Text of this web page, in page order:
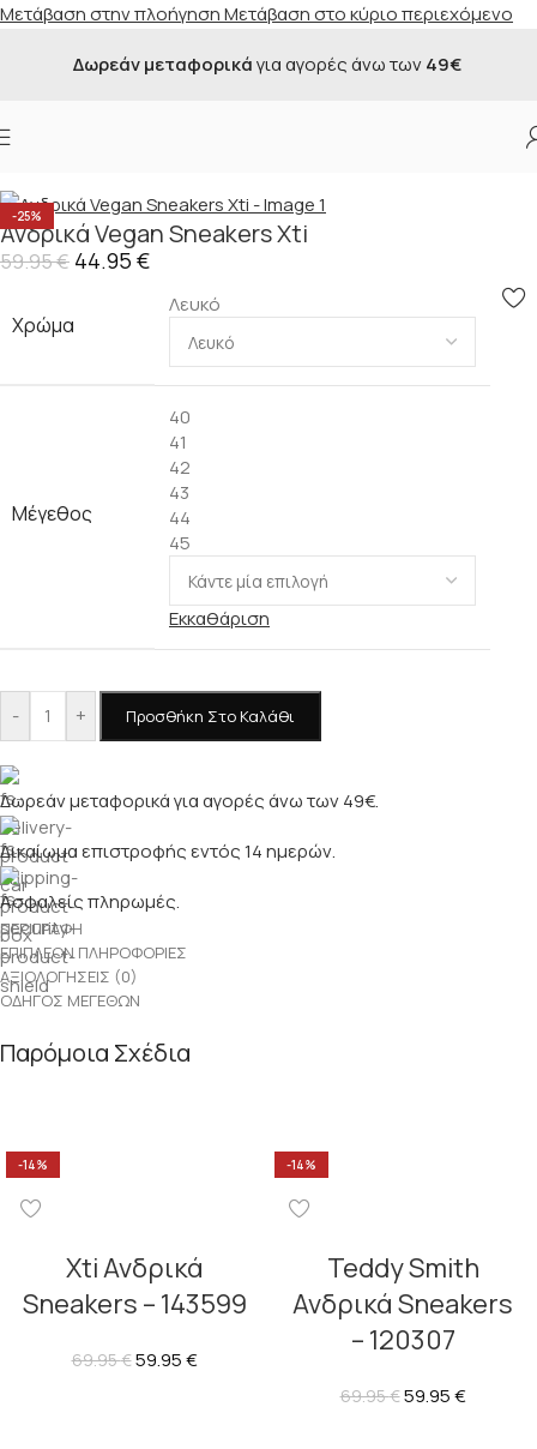
Μετάβαση στην πλοήγησηΜετάβαση στο κύριο περιεχόμενο
Δωρεάν μεταφορικάγια αγορές άνω των49€
Αρχική σελίδα
-25%
Ανδρικά Vegan Sneakers Xti
59.95€ 44.95 €
Χρώμα
Λευκό
Μέγεθος
40
41
42
43
44
45
Εκκαθάριση
- + Προσθήκη Στο Καλάθι
Δωρεάν μεταφορικά για αγορές άνω των 49€.
Δικαίωμα επιστροφής εντός 14 ημερών.
Ασφαλείς πληρωμές.
ΠΕΡΙΓΡΑΦΉ
ΕΠΙΠΛΈΟΝ ΠΛΗΡΟΦΟΡΊΕΣ
ΑΞΙΟΛΟΓΉΣΕΙΣ (0)
ΟΔΗΓΌΣ ΜΕΓΕΘΏΝ
Παρόμοια Σχέδια
-14%
Xti Ανδρικά
Sneakers – 143599
69.95€59.95€
-14%
Teddy Smith
Ανδρικά Sneakers
– 120307
69.95€59.95€